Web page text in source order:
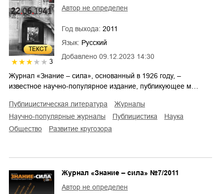
ТЕКСТ
3
Добавлено 09.12.2023 14:30
Автор не определен
Год выхода: 2011
Язык: Русский
Журнал «Знание – сила», основанный в 1926 году, –
известное научно-популярное издание, публикующее м…
публицистическая литература
журналы
научно-популярные журналы
публицистика
наука
общество
развитие кругозора
Журнал «Знание – сила» №7/2011
Автор не определен